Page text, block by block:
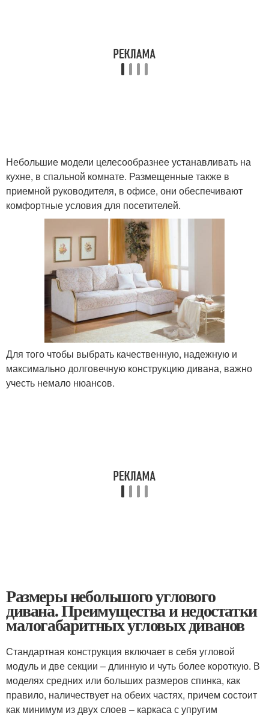
Небольшие модели целесообразнее устанавливать на
кухне, в спальной комнате. Размещенные также в
приемной руководителя, в офисе, они обеспечивают
комфортные условия для посетителей.
Для того чтобы выбрать качественную, надежную и
максимально долговечную конструкцию дивана, важно
учесть немало нюансов.
Размеры небольшого углового
дивана. Преимущества и недостатки
малогабаритных угловых диванов
Стандартная конструкция включает в себя угловой
модуль и две секции – длинную и чуть более короткую. В
моделях средних или больших размеров спинка, как
правило, наличествует на обеих частях, причем состоит
как минимум из двух слоев – каркаса с упругим